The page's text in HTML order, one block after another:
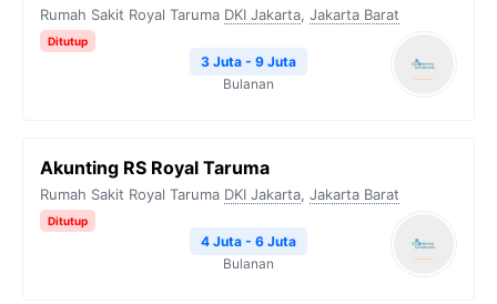
Rumah Sakit Royal Taruma DKI Jakarta, Jakarta Barat
Ditutup
3 Juta - 9 Juta
Bulanan
Akunting RS Royal Taruma
Rumah Sakit Royal Taruma DKI Jakarta, Jakarta Barat
Ditutup
4 Juta - 6 Juta
Bulanan